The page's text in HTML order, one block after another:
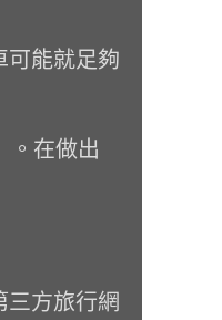
可能就足夠
。在做出
方旅行網